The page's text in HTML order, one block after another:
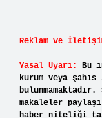
Reklam ve
Yasal Uyarı:
Bu
kurum veya
makaleler
haber niteliği